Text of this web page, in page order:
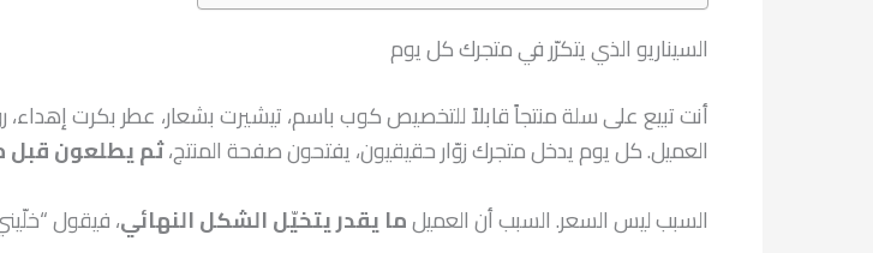
السيناريو الذي يتكرّر في متجرك كل يوم
أنت تبيع على سلة منتجاً قابلاً للتخصيص كوب باسم، تيشيرت بشعار، عطر بكرت
العميل. كل يوم يدخل متجرك زوّار حقيقيون، يفتحون صفحة المنتج،ثم يطلعون قبل
السبب ليس السعر. السبب أن العميلما يقدر يتخيّل الشكل النهائي، فيقول